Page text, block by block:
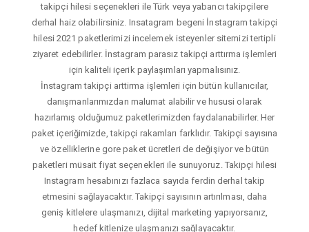
takipçi hilesi seçenekleri ile Türk veya yabancı takipçilere
derhal haiz olabilirsiniz. Insatagram begeni İnstagram takipçi
hilesi 2021 paketlerimizi incelemek isteyenler sitemizi tertipli
ziyaret edebilirler. İnstagram parasız takipçi arttırma işlemleri
için kaliteli içerik paylaşımları yapmalısınız.
İnstagram takipçi arttirma işlemleri için bütün kullanıcılar,
danışmanlarımızdan malumat alabilir ve hususi olarak
hazırlamış olduğumuz paketlerimizden faydalanabilirler. Her
paket içeriğimizde, takipçi rakamları farklıdır. Takipçi sayısına
ve özelliklerine gore paket ücretleri de değişiyor ve bütün
paketleri müsait fiyat seçenekleri ile sunuyoruz. Takipçi hilesi
Instagram hesabınızı fazlaca sayıda ferdin derhal takip
etmesini sağlayacaktır. Takipçi sayısının artırılması, daha
geniş kitlelere ulaşmanızı, dijital marketing yapıyorsanız,
hedef kitlenize ulaşmanızı sağlayacaktır.